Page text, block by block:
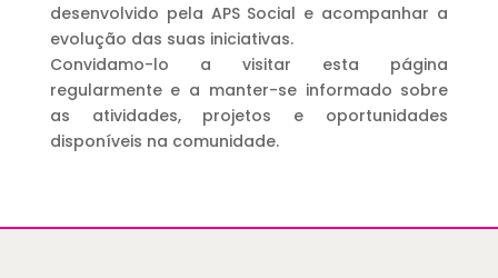
desenvolvido pela APS Social e acompanhar a
evolução das suas iniciativas.
Convidamo-lo a visitar esta página
regularmente e a manter-se informado sobre
as atividades, projetos e oportunidades
disponíveis na comunidade.